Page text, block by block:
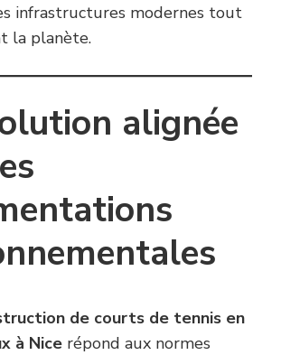
infrastructures modernes tout
la planète.
alignée
de courts de tennis en
à Nice répond aux normes